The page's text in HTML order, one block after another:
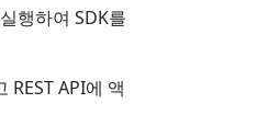
행하여 SDK를
API에 액